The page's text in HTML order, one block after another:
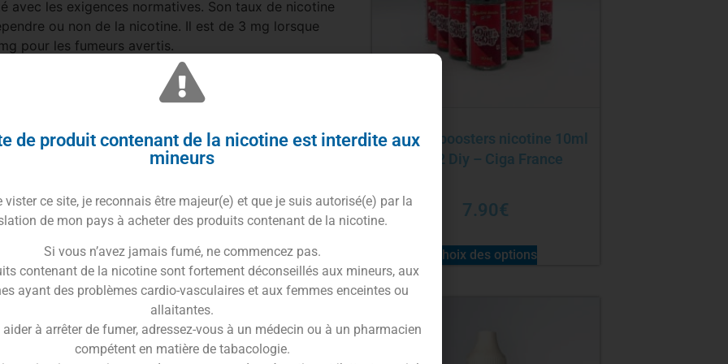
avec les exigences normatives. Son taux de nicotine
ou non de la nicotine. Il est de 3 mg lorsque
pour les fumeurs avertis.
des e-liquides
utilisation. Pour les taux de VG supérieurs à 60%,
l’ensemble de l’arôme. Refermer
à 60% de VG : 40/60), nous préconisons en plus
Pack 10 boosters nicotine 10ml
Day 2 Diy – Ciga France
7.90€
Choix des options
de produit contenant de la nicotine est interdite aux
mineurs
vister ce site, je reconnais être majeur(e) et que je suis autorisé(e) par la
de mon pays à acheter des produits contenant de la nicotine.
Si vous n’avez jamais fumé, ne commencez pas.
contenant de la nicotine sont fortement déconseillés aux mineurs, aux
ayant des problèmes cardio-vasculaires et aux femmes enceintes ou
allaitantes.
à arrêter de fumer, adressez-vous à un médecin ou à un pharmacien
compétent en matière de tabacologie.